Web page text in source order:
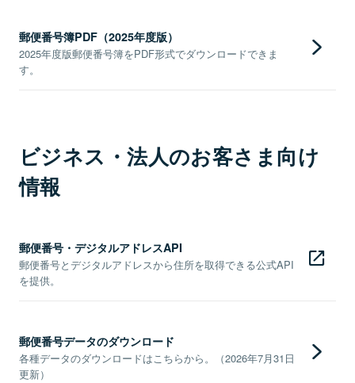
郵便番号簿PDF（2025年度版）
2025年度版郵便番号簿をPDF形式でダウンロードできま
す。
ビジネス・法人のお客さま向け
情報
郵便番号・デジタルアドレスAPI
郵便番号とデジタルアドレスから住所を取得できる公式API
を提供。
郵便番号データのダウンロード
各種データのダウンロードはこちらから。（2026年7月31日
更新）